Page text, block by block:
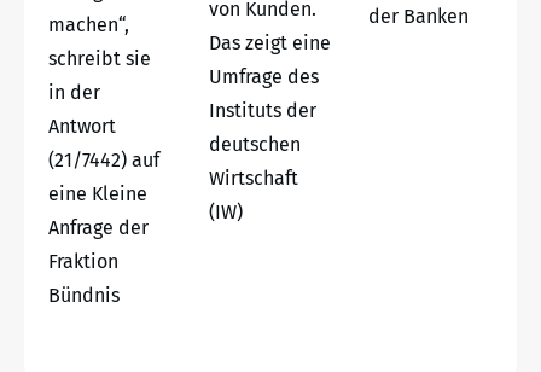
machen“,
schreibt sie
in der
Antwort
(21/7442) auf
eine Kleine
Anfrage der
Fraktion
Bündnis
von Kunden.
Das zeigt eine
Umfrage des
Instituts der
deutschen
Wirtschaft
(IW)
der Banken